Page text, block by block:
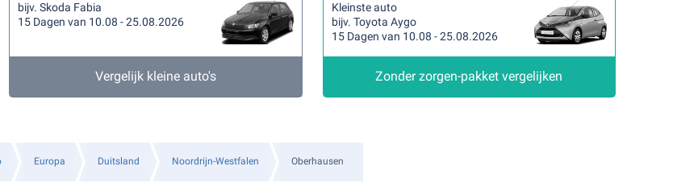
bijv. Skoda Fabia
15 Dagen van 10.08 - 25.08.2026
Vergelijk kleine auto's
Kleinste auto
bijv. Toyota Aygo
15 Dagen van 10.08 - 25.08.2026
Zonder zorgen-pakket vergelijken
Europa Duitsland Noordrijn-Westfalen Oberhausen